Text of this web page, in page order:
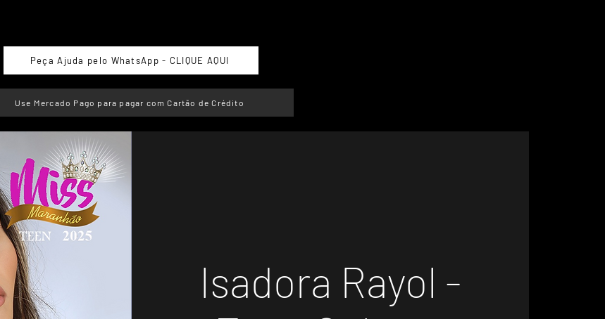
Peça Ajuda pelo WhatsApp - CLIQUE AQUI
Use Mercado Pago para pagar com Cartão de Crédito
Isadora Rayol -